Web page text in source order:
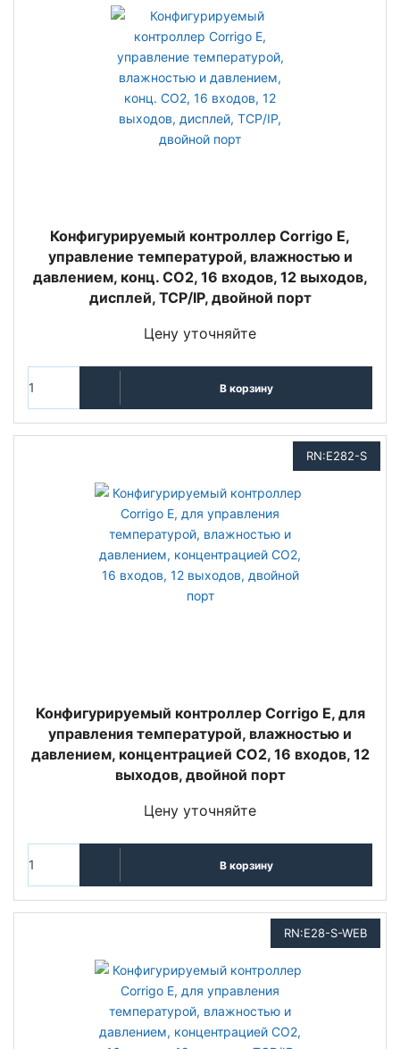
Конфигурируемый контроллер Corrigo E,
управление температурой, влажностью и
давлением, конц. СО2, 16 входов, 12 выходов,
дисплей, TCP/IP, двойной порт
Цену уточняйте
В корзину
RN:E282-S
Конфигурируемый контроллер Corrigo E, для
управления температурой, влажностью и
давлением, концентрацией СО2, 16 входов, 12
выходов, двойной порт
Цену уточняйте
В корзину
RN:E28-S-WEB